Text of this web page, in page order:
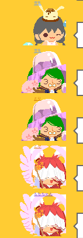
雪兎
雪兎
とり
とり
もちちゃん